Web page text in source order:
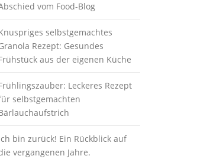
vom Food-Blog
selbstgemachtes
Rezept: Gesundes
aus der eigenen Küche
Leckeres Rezept
selbstgemachten
bin zurück! Ein Rückblick auf
vergangenen Jahre.